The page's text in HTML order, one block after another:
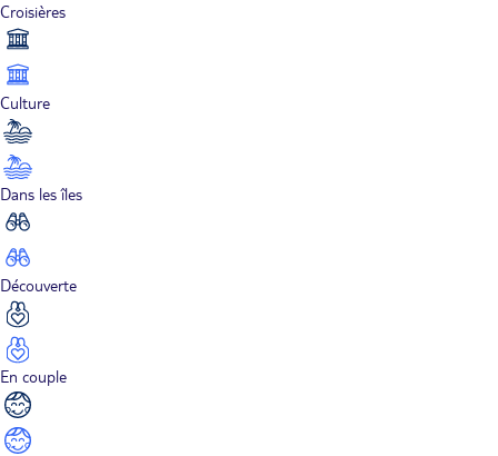
Croisières
Culture
Dans les îles
Découverte
En couple